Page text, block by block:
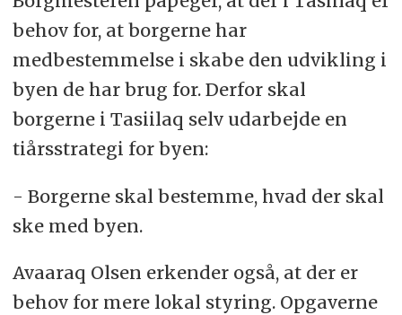
behov for, at borgerne har
medbestemmelse i skabe den udvikling i
byen de har brug for. Derfor skal
borgerne i Tasiilaq selv udarbejde en
tiårsstrategi for byen:
- Borgerne skal bestemme, hvad der skal
ske med byen.
Avaaraq Olsen erkender også, at der er
behov for mere lokal styring. Opgaverne